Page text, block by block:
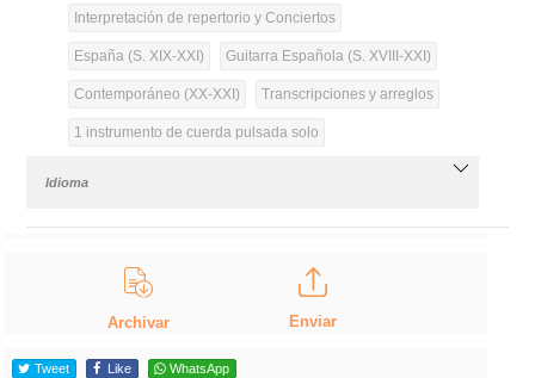
Interpretación de repertorio y Conciertos
España (S. XIX-XXI) Guitarra Española (S. XVIII-XXI)
Contemporáneo (XX-XXI) Transcripciones y arreglos
1 instrumento de cuerda pulsada solo
Idioma
Archivar Enviar
Tweet Like WhatsApp